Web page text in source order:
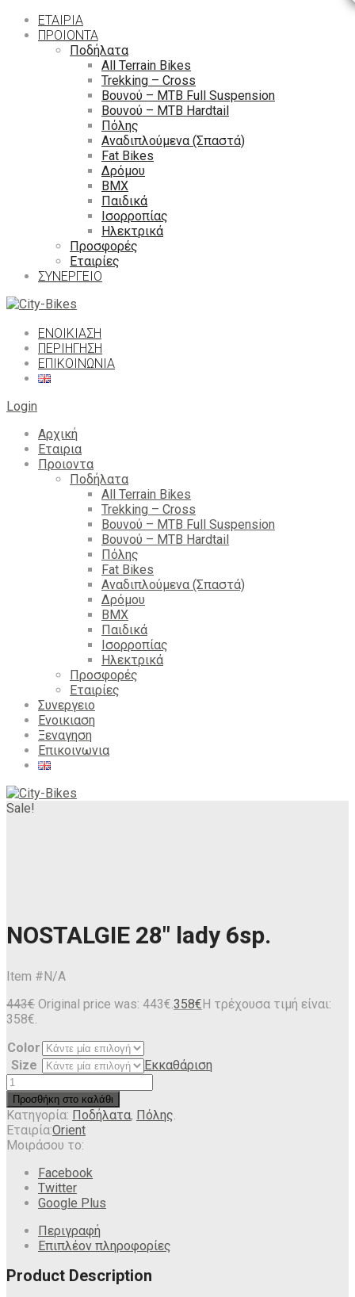
ΕΤΑΙΡΙΑ
ΠΡΟΙΟΝΤΑ
Ποδήλατα
All Terrain Bikes
Trekking – Cross
Βουνού – MTB Full Suspension
Βουνού – MTB Hardtail
Πόλης
Αναδιπλούμενα (Σπαστά)
Fat Bikes
Δρόμου
ΒΜΧ
Παιδικά
Ισορροπίας
Ηλεκτρικά
Προσφορές
Εταιρίες
ΣΥΝΕΡΓΕΙΟ
ΕΝΟΙΚΙΑΣΗ
ΠΕΡΙΉΓΗΣΗ
ΕΠΙΚΟΙΝΩΝΙΑ
Login
Αρχική
Εταιρια
Προιοντα
Ποδήλατα
All Terrain Bikes
Trekking – Cross
Βουνού – MTB Full Suspension
Βουνού – MTB Hardtail
Πόλης
Fat Bikes
Αναδιπλούμενα (Σπαστά)
Δρόμου
BMX
Παιδικά
Ισορροπίας
Ηλεκτρικά
Προσφορές
Εταιρίες
Συνεργειο
Ενοικιαση
Ξεναγηση
Επικοινωνια
Sale!
NOSTALGIE 28″ lady 6sp.
Item #N/A
443€ Original price was: 443€. 358€Η τρέχουσα τιμή είναι:
358€.
Color
Size
Εκκαθάριση
Προσθήκη στο καλάθι
Κατηγορία: Ποδήλατα, Πόλης
Εταιρία:Orient
Μοιράσου το:
Facebook
Twitter
Google Plus
Περιγραφή
Επιπλέον πληροφορίες
Product Description